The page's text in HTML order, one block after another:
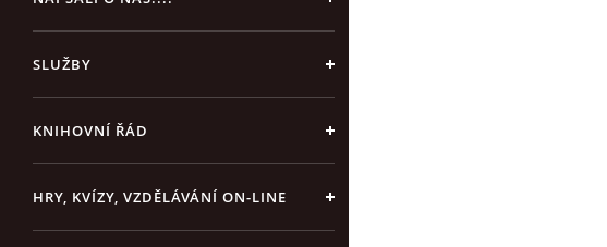
SLUŽBY
KNIHOVNÍ ŘÁD
HRY, KVÍZY, VZDĚLÁVÁNÍ ON-LINE